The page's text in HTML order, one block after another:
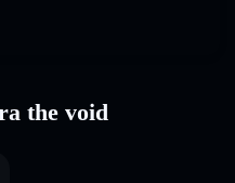
the void